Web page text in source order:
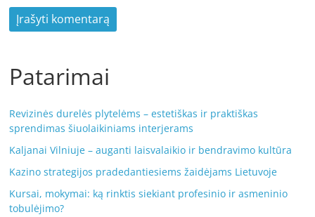
Patarimai
Revizinės durelės plytelėms – estetiškas ir praktiškas
sprendimas šiuolaikiniams interjerams
Kaljanai Vilniuje – auganti laisvalaikio ir bendravimo kultūra
Kazino strategijos pradedantiesiems žaidėjams Lietuvoje
Kursai, mokymai: ką rinktis siekiant profesinio ir asmeninio
tobulėjimo?